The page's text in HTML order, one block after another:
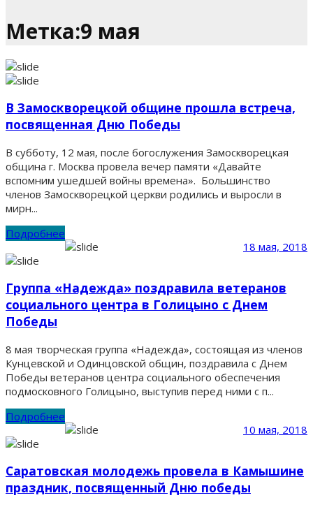
Метка:9 мая
В Замоскворецкой общине прошла встреча,
посвященная Дню Победы
В субботу, 12 мая, после богослужения Замоскворецкая
община г. Москва провела вечер памяти «Давайте
вспомним ушедшей войны времена». Большинство
членов Замоскворецкой церкви родились и выросли в
мирн...
Подробнее
18 мая, 2018
Группа «Надежда» поздравила ветеранов
социального центра в Голицыно с Днем
Победы
8 мая творческая группа «Надежда», состоящая из членов
Кунцевской и Одинцовской общин, поздравила с Днем
Победы ветеранов центра социального обеспечения
подмосковного Голицыно, выступив перед ними с п...
Подробнее
10 мая, 2018
Саратовская молодежь провела в Камышине
праздник, посвященный Дню победы